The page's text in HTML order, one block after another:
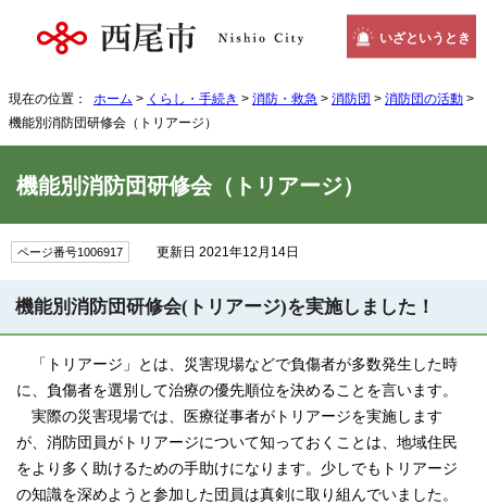
いざというとき
現在の位置： ホーム > くらし・手続き > 消防・救急 > 消防団 > 消防団の活動 >
機能別消防団研修会（トリアージ）
機能別消防団研修会（トリアージ）
ページ番号1006917 更新日 2021年12月14日
機能別消防団研修会(トリアージ)を実施しました！
「トリアージ」とは、災害現場などで負傷者が多数発生した時
に、負傷者を選別して治療の優先順位を決めることを言います。
実際の災害現場では、医療従事者がトリアージを実施します
が、消防団員がトリアージについて知っておくことは、地域住民
をより多く助けるための手助けになります。少しでもトリアージ
の知識を深めようと参加した団員は真剣に取り組んでいました。